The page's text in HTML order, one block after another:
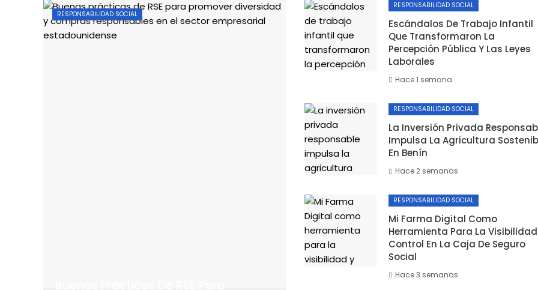
RESPONSABILIDAD SOCIAL
RESPONSABILIDAD SOCIAL
Escándalos De Trabajo Infantil
Que Transformaron La
Percepción Pública Y Las Leyes
Laborales
Hace 1 semana
RESPONSABILIDAD SOCIAL
La Inversión Privada
Impulsa La Agricultura
En Benín
Hace 2 semanas
RESPONSABILIDAD SOCIAL
Mi Farma Digital Como
Herramienta Para La Visibilidad
Control En La Caja De Seguro
Social
Hace 3 semanas